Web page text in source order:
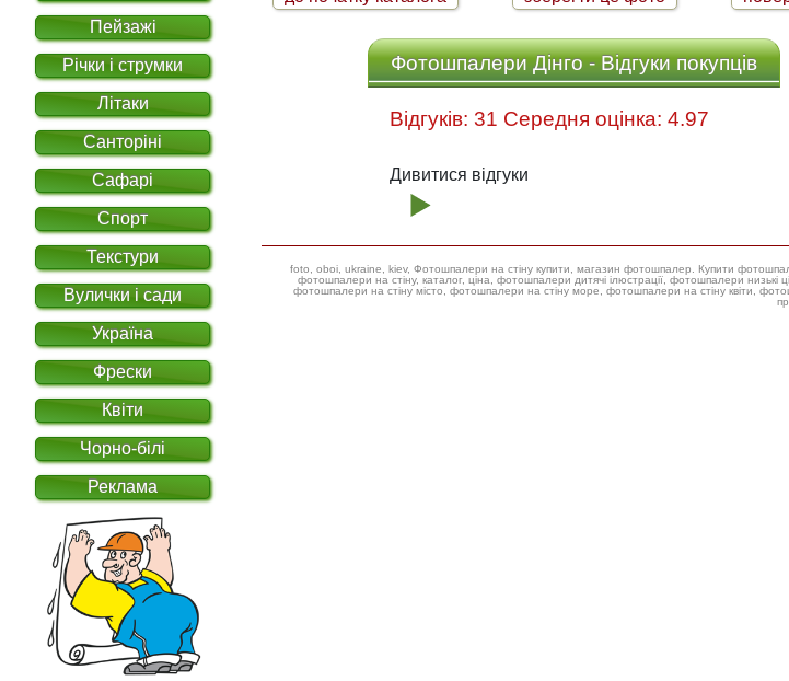
Пейзажі
Річки і струмки
Літаки
Санторіні
Сафарі
Спорт
Текстури
Вулички і сади
Україна
Фрески
Квіти
Чорно-білі
Реклама
Фотошпалери Дінго - Відгуки покупців
Відгуків: 31 Середня оцінка: 4.97
Дивитися відгуки
foto, oboi, ukraine, kiev, Фотошпалери на стіну купити, магазин фотошпалер. Купити
фотошпалери на стіну, каталог, ціна, фотошпалери дитячі ілюстрації, фотошпалери низькі ціни, дитячі фотошпалери на стіну, фотошпалери на стіну троянда, купити фотошпалери
фотошпалери на стіну місто, фотошпалери на стіну море, фотошпалери на стіну квіти,